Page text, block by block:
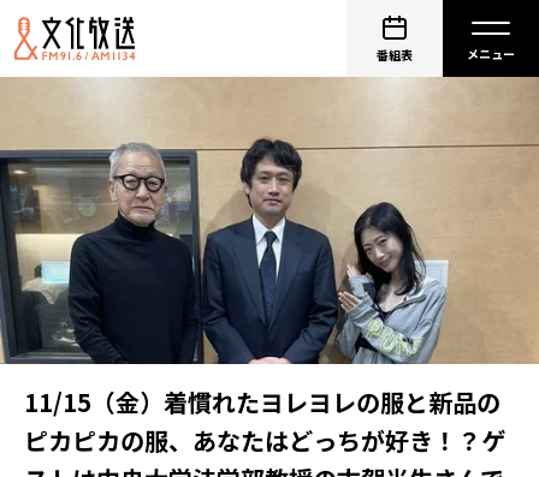
番組表
11/15（金）着慣れたヨレヨレの服と新品の
ピカピカの服、あなたはどっちが好き！？ゲ